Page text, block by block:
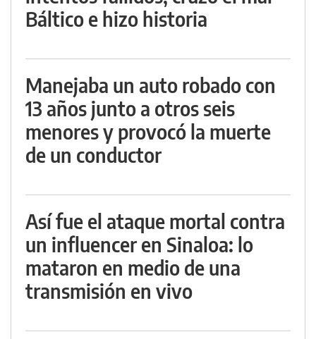
Báltico e hizo historia
Manejaba un auto robado con
13 años junto a otros seis
menores y provocó la muerte
de un conductor
Así fue el ataque mortal contra
un influencer en Sinaloa: lo
mataron en medio de una
transmisión en vivo